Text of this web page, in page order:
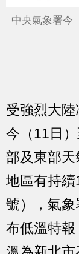
中央氣象署今
受強烈大
今（11日
部及東部
地區有持
號），氣
布低溫特